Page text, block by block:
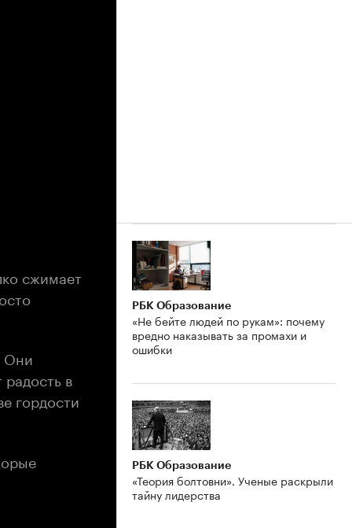
сжимает
Они
в
гордости
РБК Образование
«Не бейте людей по рукам»: почему
вредно наказывать за промахи и
ошибки
РБК Образование
«Теория болтовни». Ученые раскрыли
тайну лидерства